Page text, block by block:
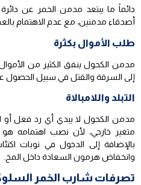
دائماً ما يبتعد مدمن الخمر عن
أصدقاء مدمنين، مع عدم الاهتمام
طلب الأموال بكثرة
مدمن الكحول ينفق الكثير من
إلى السرقة والقتل في سبيل الحصول
التبلد واللامبالاة
مدمن الكحول لا يبدي أي رد فعل أو
متغير خارجي، لأن نصب اهتمامه هو
بالإضافة إلى الدخول في نوبات
وانخفاض هرمون السعادة داخل المخ.
تصرفات شارب الخمر